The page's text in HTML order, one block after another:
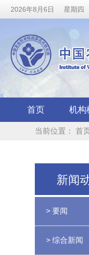
2026年8月6日 星期四
首页 机构
当前位置： 首
新闻
> 要闻
> 综合新闻